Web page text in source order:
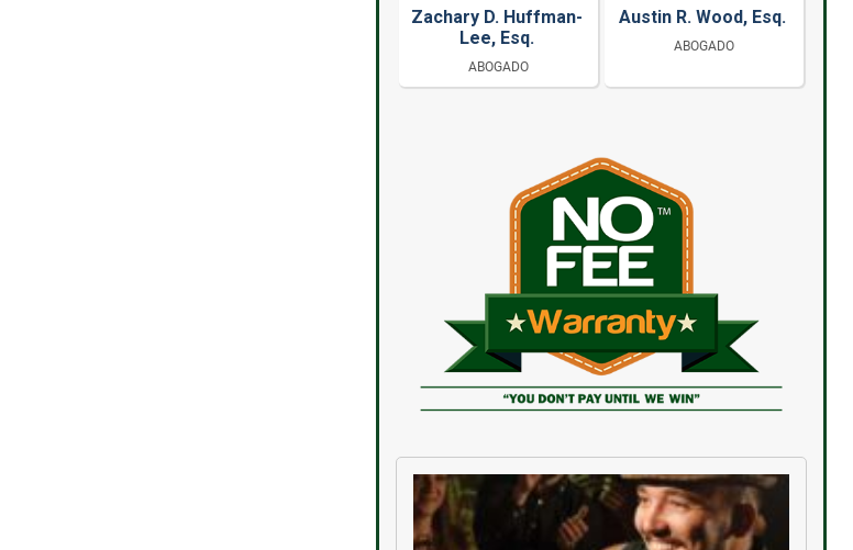
Zachary D. Huffman-
Lee, Esq.
ABOGADO
Austin R. Wood, Esq.
ABOGADO